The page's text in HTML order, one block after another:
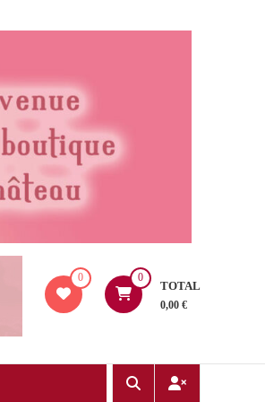
0 0
TOTAL
0,00 €